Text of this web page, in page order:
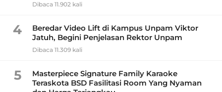
Dibaca 11.902 kali
4
Beredar Video Lift di Kampus Unpam Viktor
Jatuh, Begini Penjelasan Rektor Unpam
Dibaca 11.309 kali
5
Masterpiece Signature Family Karaoke
Teraskota BSD Fasilitasi Room Yang Nyaman